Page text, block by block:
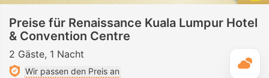
Preise für Renaissance Kuala Lumpur Hotel
& Convention Centre
2 Gäste 1 Nacht
Wir passen den Preis an